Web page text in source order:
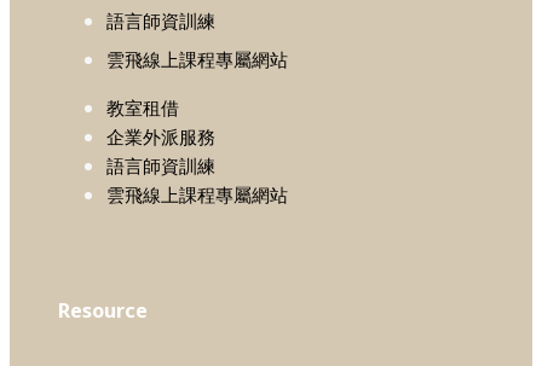
語言師資訓練
雲飛線上課程專屬網站
教室租借
企業外派服務
語言師資訓練
雲飛線上課程專屬網站
Resource